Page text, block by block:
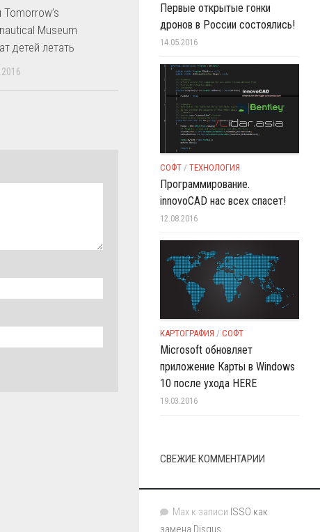
Tomorrow’s
Museum
детей летать
Первые открытые гонки
дронов в России состоялись!
14.05.2016
СОФТ / ТЕХНОЛОГИЯ
Программирование.
innovoCAD нас всех спасет!
12.08.2016
КАРТОГРАФИЯ / СОФТ
Microsoft обновляет
приложение Карты в Windows
10 после ухода HERE
19.03.2016
СВЕЖИЕ КОММЕНТАРИИ
Max к записи ISSO как